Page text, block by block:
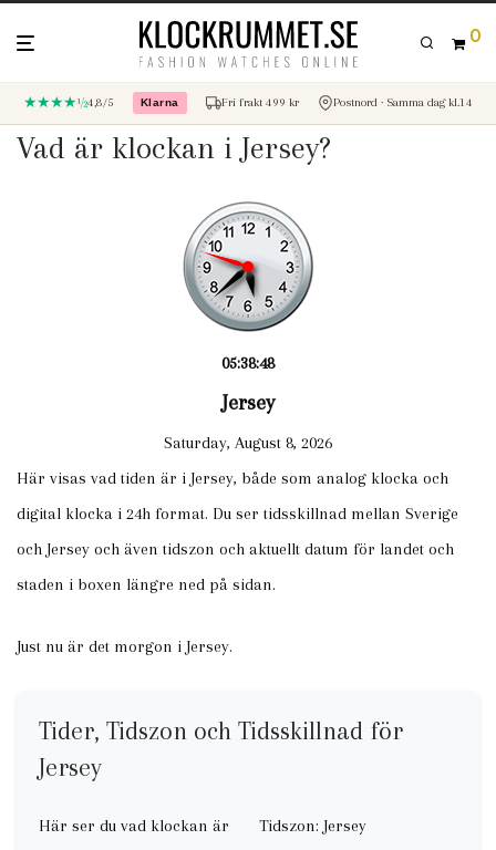
0
★★★★½4,8/5 Klarna
– betala med KlarnaFri frakt 499 kr Postnord · Samma dag kl.14
Vad är klockan i Jersey?
05:38:48
Jersey
Saturday, August 8, 2026
Här visas vad tiden är i Jersey, både som analog klocka och
digital klocka i 24h format. Du ser tidsskillnad mellan Sverige
och Jersey och även tidszon och aktuellt datum för landet och
staden i boxen längre ned på sidan.
Just nu är det morgon i Jersey.
Tider, Tidszon och Tidsskillnad för
Jersey
Här ser du vad klockan är
Tidszon: Jersey